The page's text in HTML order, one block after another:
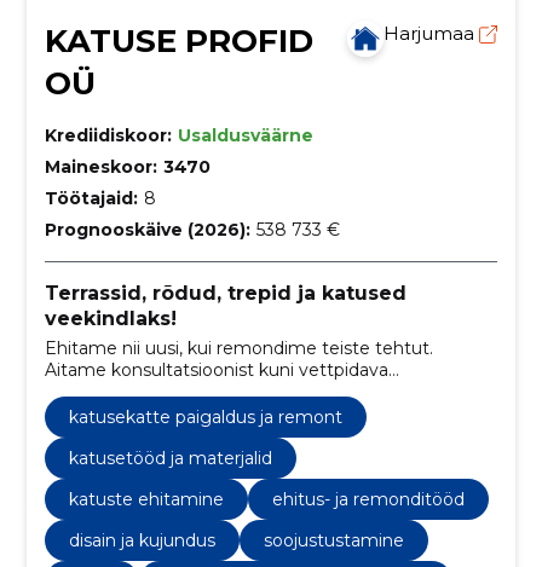
KATUSE PROFID
OÜ
Harjumaa
Krediidiskoor: Usaldusväärne
Maineskoor: 3470
Töötajaid: 8
Prognooskäive (2026): 538 733 €
Terrassid, rõdud, trepid ja katused
veekindlaks!
Ehitame nii uusi, kui remondime teiste tehtut.
Aitame konsultatsioonist kuni vettpidava
lõpplahenduseni. Kirega juba rohkem kui 20 aastat.
katusekatte paigaldus ja remont
katusetööd ja materjalid
katuste ehitamine
ehitus- ja remonditööd
disain ja kujundus
soojustustamine